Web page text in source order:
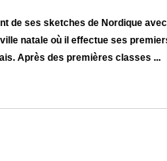
de ses sketches de Nordique
natale où il effectue ses
Après des premières classes ...